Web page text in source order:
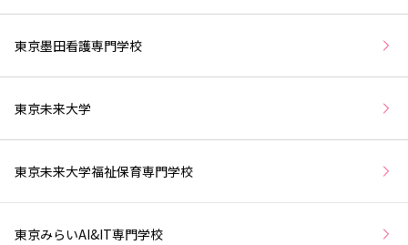
東京墨田看護専門学校
東京未来大学
東京未来大学福祉保育専門学校
東京みらいAI&IT専門学校